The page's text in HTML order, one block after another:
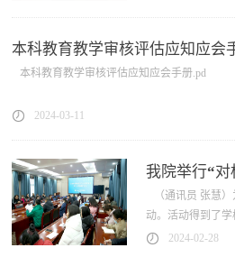
本科教育教学审核评估应知应会
本科教育教学审核评估应知应会手册.pd
2024-03-11
我院举行“
（通讯员 张慧）
动。活动得到了
2024-02-28